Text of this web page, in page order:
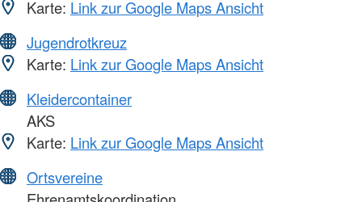
Karte: Link zur Google Maps Ansicht
Jugendrotkreuz
Karte: Link zur Google Maps Ansicht
Kleidercontainer
AKS
Karte: Link zur Google Maps Ansicht
Ortsvereine